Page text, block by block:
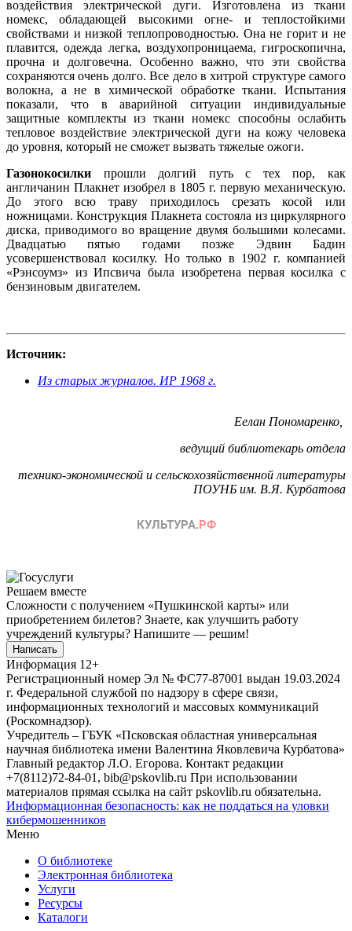
воздействия электрической дуги. Изготовлена из ткани
номекс, обладающей высокими огне- и теплостойкими
свойствами и низкой теплопроводностью. Она не горит и не
плавится, одежда легка, воздухопроницаема, гигроскопична,
прочна и долговечна. Особенно важно, что эти свойства
сохраняются очень долго. Все дело в хитрой структуре самого
волокна, а не в химической обработке ткани. Испытания
показали, что в аварийной ситуации индивидуальные
защитные комплекты из ткани номекс способны ослабить
тепловое воздействие электрической дуги на кожу человека
до уровня, который не сможет вызвать тяжелые ожоги.
Газонокосилки прошли долгий путь с тех пор, как
англичанин Плакнет изобрел в 1805 г. первую механическую.
До этого всю траву приходилось срезать косой или
ножницами. Конструкция Плакнета состояла из циркулярного
диска, приводимого во вращение двумя большими колесами.
Двадцатью пятью годами позже Эдвин Бадин
усовершенствовал косилку. Но только в 1902 г. компанией
«Рэнсоумз» из Ипсвича была изобретена первая косилка с
бензиновым двигателем.
Источник:
Из старых журналов. ИР 1968 г.
Еелан Пономаренко,
ведущий библиотекарь отдела
технико-экономической и сельскохозяйственной литературы
ПОУНБ им. В.Я. Курбатова
Решаем вместе
Сложности с получением «Пушкинской карты» или
приобретением билетов? Знаете, как улучшить работу
учреждений культуры? Напишите — решим!
Написать
Информация 12+
Регистрационный номер Эл № ФС77-87001 выдан 19.03.2024
г. Федеральной службой по надзору в сфере связи,
информационных технологий и массовых коммуникаций
(Роскомнадзор).
Учредитель – ГБУК «Псковская областная универсальная
научная библиотека имени Валентина Яковлевича Курбатова»
Главный редактор Л.О. Егорова. Контакт редакции
+7(8112)72-84-01, bib@pskovlib.ru При использовании
материалов прямая ссылка на сайт pskovlib.ru обязательна.
Информационная безопасность: как не поддаться на уловки
кибермошенников
Меню
О библиотеке
Электронная библиотека
Услуги
Ресурсы
Каталоги